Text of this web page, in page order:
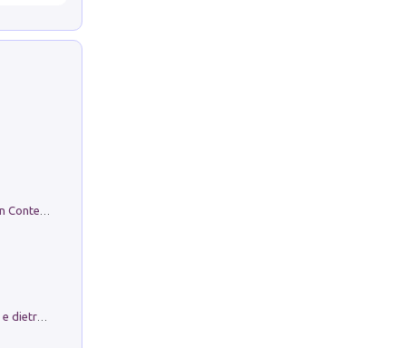
in alto! Livello A1. Con CD-Audio. Con Contenuto digitale per accesso on line